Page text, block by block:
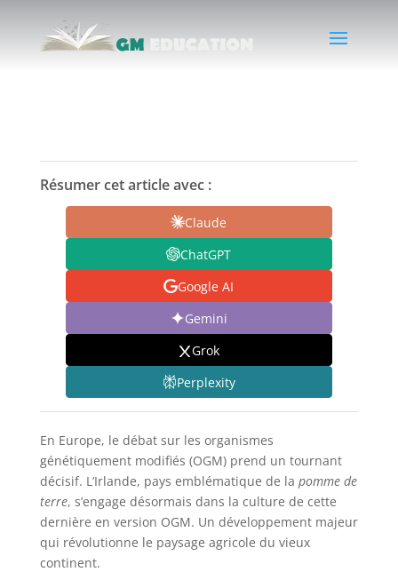
Résumer cet article avec :
Claude
ChatGPT
Google AI
Gemini
Grok
Perplexity
En Europe, le débat sur les organismes
génétiquement modifiés (OGM) prend un tournant
décisif. L’Irlande, pays emblématique de la pomme de
terre, s’engage désormais dans la culture de cette
dernière en version OGM. Un développement majeur
qui révolutionne le paysage agricole du vieux
continent.